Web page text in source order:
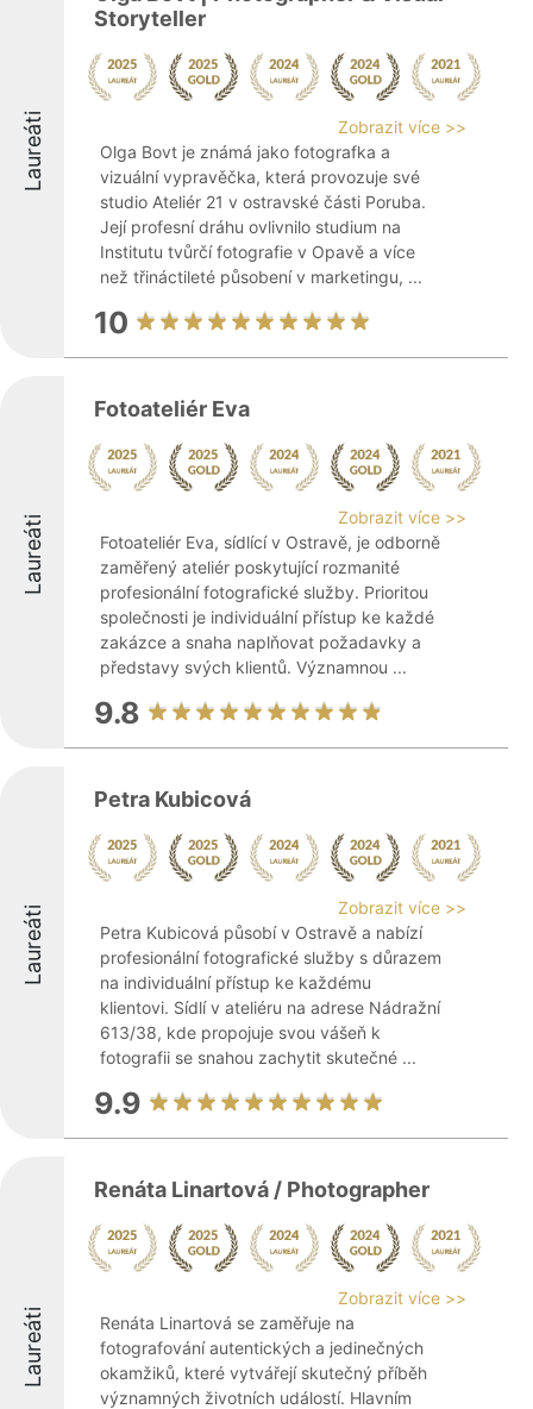
Laureáti
Storyteller
Zobrazit více >>
Olga Bovt je známá jako fotografka a
vizuální vypravěčka, která provozuje své
studio Ateliér 21 v ostravské části Poruba.
Její profesní dráhu ovlivnilo studium na
Institutu tvůrčí fotografie v Opavě a více
než třináctileté působení v marketingu, ...
10
Laureáti
Fotoateliér Eva
Zobrazit více >>
Fotoateliér Eva, sídlící v Ostravě, je odborně
zaměřený ateliér poskytující rozmanité
profesionální fotografické služby. Prioritou
společnosti je individuální přístup ke každé
zakázce a snaha naplňovat požadavky a
představy svých klientů. Významnou ...
9.8
Laureáti
Petra Kubicová
Zobrazit více >>
Petra Kubicová působí v Ostravě a nabízí
profesionální fotografické služby s důrazem
na individuální přístup ke každému
klientovi. Sídlí v ateliéru na adrese Nádražní
613/38, kde propojuje svou vášeň k
fotografii se snahou zachytit skutečné ...
9.9
Laureáti
Renáta Linartová / Photographer
Zobrazit více >>
Renáta Linartová se zaměřuje na
fotografování autentických a jedinečných
okamžiků, které vytvářejí skutečný příběh
významných životních událostí. Hlavním